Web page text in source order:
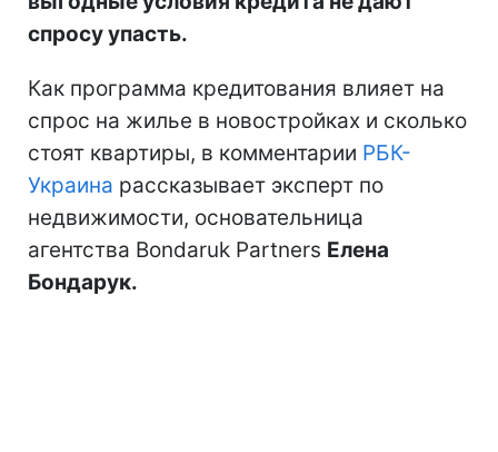
спросу упасть.
Как программа кредитования влияет на
спрос на жилье в новостройках и сколько
стоят квартиры, в комментарии РБК-
Украина рассказывает эксперт по
недвижимости, основательница
агентства Bondaruk Partners Елена
Бондарук.